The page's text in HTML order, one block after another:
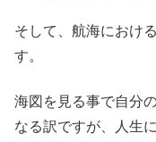
そして、航海におけ
す。
海図を見る事で自分
なる訳ですが、人生